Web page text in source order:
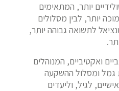
יותר, המתאימים
יותר, לבין מסלולים
לתשואה גבוהה יותר,
ואקטיביים, המנוהלים
גמל ומסלול ההשקעה
לגיל, וליעדים